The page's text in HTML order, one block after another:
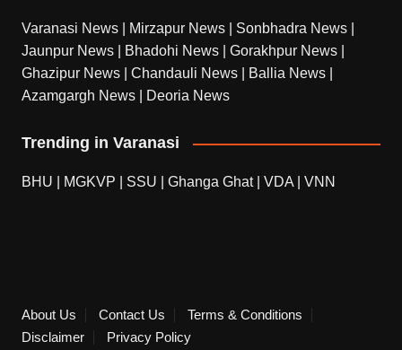
Varanasi News Mirzapur News Sonbhadra News
Jaunpur News
Bhadohi News Gorakhpur News
Ghazipur News
Chandauli News Ballia News
Azamgargh News
Deoria News
Trending in Varanasi
BHU MGKVP SSU Ghanga Ghat| VDA VNN
About Us Contact Us
Terms & Conditions
Disclaimer
Privacy Policy